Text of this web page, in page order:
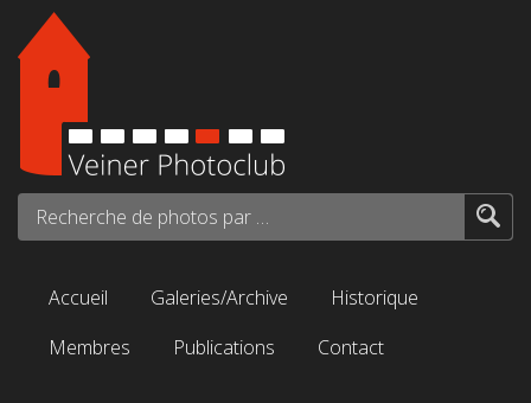
Aller au contenu principal
Recherche de photos par mots-clés...
Accueil Galeries/Archive
Historique
Membres
Publications Contact